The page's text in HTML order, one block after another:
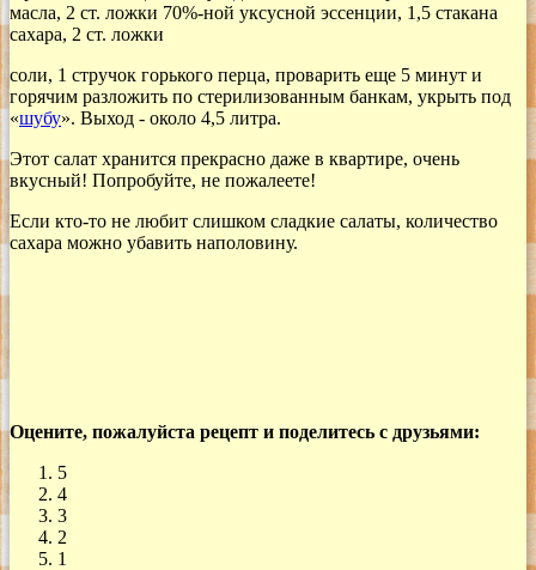
масла, 2 ст. ложки 70%-ной уксусной эссенции, 1,5 стакана
сахара, 2 ст. ложки
соли, 1 стручок горького перца, проварить еще 5 минут и
горячим разложить по стерилизованным банкам, укрыть под
«шубу». Выход - около 4,5 литра.
Этот салат хранится прекрасно даже в квартире, очень
вкусный! Попробуйте, не пожалеете!
Если кто-то не любит слишком сладкие салаты, количество
сахара можно убавить наполовину.
Оцените, пожалуйста рецепт и поделитесь с друзьями:
5
4
3
2
1